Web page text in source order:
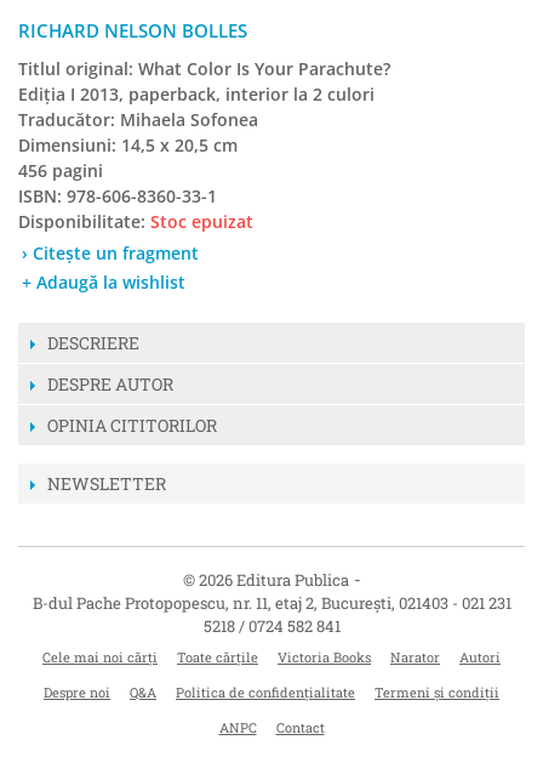
RICHARD NELSON BOLLES
Titlul original: What Color Is Your Parachute?
Ediția I 2013, paperback, interior la 2 culori
Traducător: Mihaela Sofonea
Dimensiuni: 14,5 x 20,5 cm
456 pagini
ISBN: 978-606-8360-33-1
Disponibilitate: Stoc epuizat
› Citește un fragment
+ Adaugă la wishlist
DESCRIERE
DESPRE AUTOR
OPINIA CITITORILOR
NEWSLETTER
© 2026 Editura Publica-
B-dul Pache Protopopescu, nr. 11, etaj 2, București, 021403 - 021 231
5218 / 0724 582 841
Cele mai noi cărți Toate cărțile Victoria Books Narator
Autori
Despre noi
Q&A Politica de confidențialitate
Termeni și condiții
ANPC
Contact